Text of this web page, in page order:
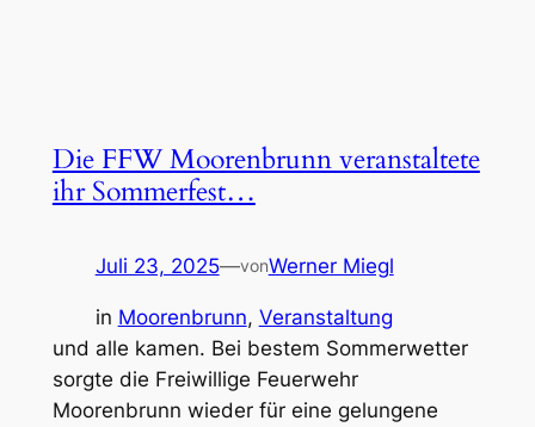
Die FFW Moorenbrunn veranstaltete
ihr Sommerfest…
Juli 23, 2025—vonWerner Miegl
in Moorenbrunn, Veranstaltung
und alle kamen. Bei bestem Sommerwetter
sorgte die Freiwillige Feuerwehr
Moorenbrunn wieder für eine gelungene